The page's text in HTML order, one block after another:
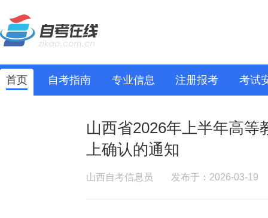
首页 自考指南 专业信息 注册报考 考试
山西省2026年上半年高
上确认的通知
山西自考信息员 发布于：2026-03-19